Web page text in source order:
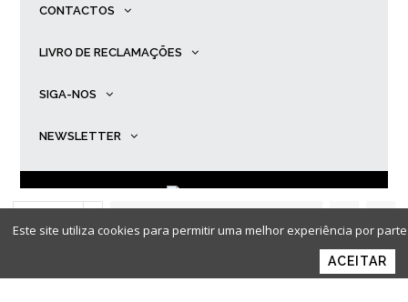
CARRINHO
CONTACTOS
LIVRO DE RECLAMAÇÕES
SIGA-NOS
NEWSLETTER
© Primadona | Desenvolvido por .
Este site utiliza cookies para permitir uma melhor experiência por
ACEITAR